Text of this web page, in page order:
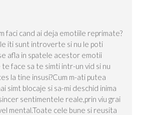
faci cand ai deja emotiile reprimate?
iti sunt introverte si nu le poti
afla in spatele acestor emotii
face sa te simti intr-un vid si nu
la tine insusi?Cum m-ati putea
simt blocaje si sa-mi deschid inima
sentimentele reale,prin viu grai
mental.Toate cele bune si reusita